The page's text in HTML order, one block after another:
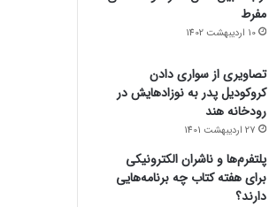
مفرط
10 اردیبهشت 1402
تصاویری از سواری دادن
کروکودیل پدر به نوزادهایش در
رودخانه هند
27 اردیبهشت 1401
پلتفرم‌ها و ناشران الکترونیکی
برای هفته کتاب چه برنامه‌هایی
دارند؟